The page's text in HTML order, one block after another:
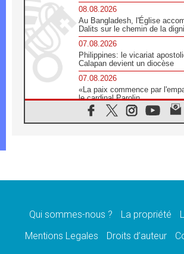
08.08.2026
Au Bangladesh, l'Église
Dalits sur le chemin de la
07.08.2026
Philippines: le vicariat
Calapan devient un diocèse
07.08.2026
«La paix commence par
le cardinal Parolin
07.08.2026
En Colombie, «la paix ne
07.08.2026
07.08.2026
en France
Qui sommes-nous ? La propriété
Mentions Legales
Droits d’auteur